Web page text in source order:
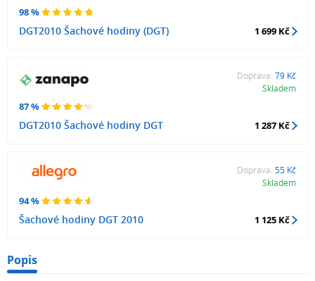
98 %
DGT2010 Šachové hodiny (DGT) 1 699 Kč
87 %
DGT2010 Šachové hodiny DGT
Doprava: 79 Kč
Skladem
1 287 Kč
94 %
Šachové hodiny DGT 2010
Doprava: 55 Kč
Skladem
1 125 Kč
Popis